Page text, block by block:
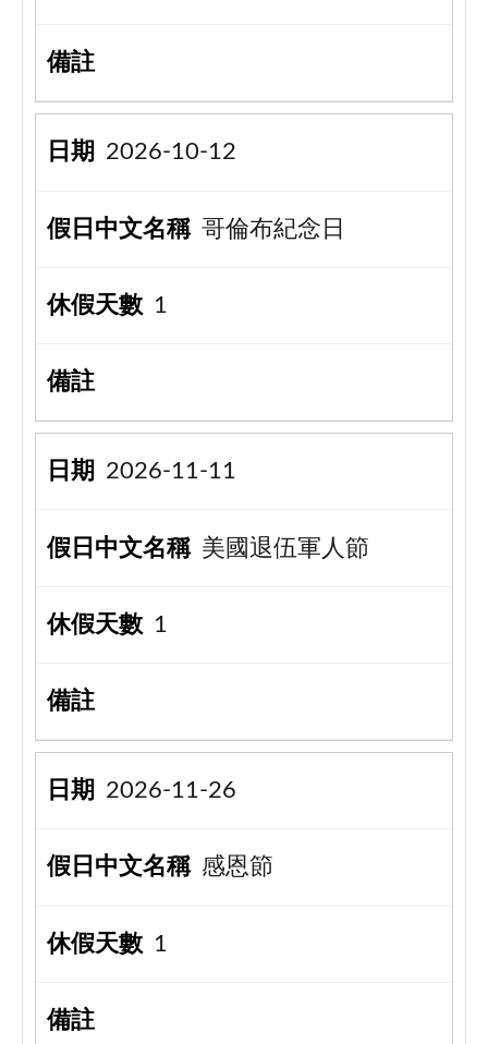
2026-10-12
哥倫布紀念日
1
2026-11-11
美國退伍軍人節
1
2026-11-26
感恩節
1